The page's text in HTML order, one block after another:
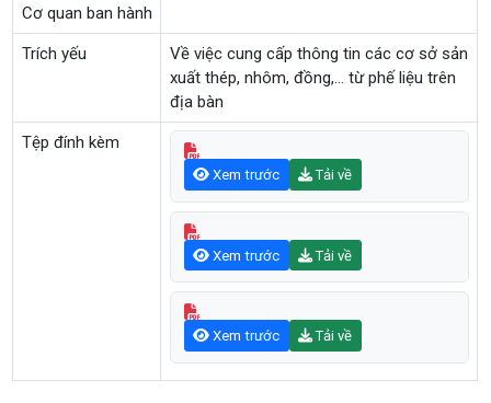
Cơ quan ban hành
Trích yếu
Về việc cung cấp thông tin các cơ sở sản
xuất thép, nhôm, đồng,… từ phế liệu trên
địa bàn
Tệp đính kèm
Xem trước Tải về
Xem trước Tải về
Xem trước Tải về